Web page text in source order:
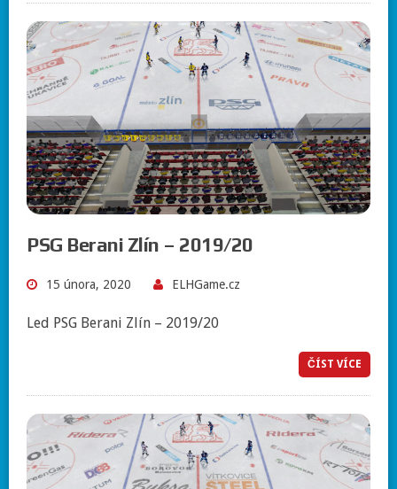
PSG Berani Zlín – 2019/20
15 února, 2020 ELHGame.cz
Led PSG Berani Zlín – 2019/20
ČÍST VÍCE